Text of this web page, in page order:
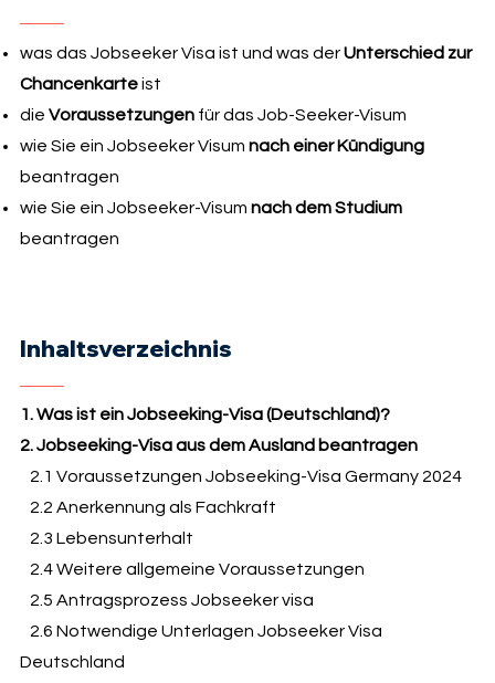
was das Jobseeker Visa ist und was derUnterschied zur
Chancenkarteist
die Voraussetzungenfür das Job-Seeker-Visum
wie Sie ein Jobseeker Visum nach einer Kündigung
beantragen
wie Sie ein Jobseeker-Visum nach dem Studium
beantragen
Inhaltsverzeichnis
1. Was ist ein Jobseeking-Visa (Deutschland)?
2. Jobseeking-Visa aus dem Ausland beantragen
2.1 Voraussetzungen Jobseeking-Visa Germany 2024
2.2 Anerkennung als Fachkraft
2.3 Lebensunterhalt
2.4 Weitere allgemeine Voraussetzungen
2.5 Antragsprozess Jobseeker visa
2.6 Notwendige Unterlagen Jobseeker Visa
Deutschland